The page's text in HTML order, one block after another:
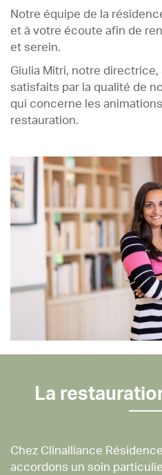
Notre équipe de la
et à votre écoute afin de
et serein.
Giulia Mitri, notre directrice,
satisfaits par la qualité de
qui concerne les
restauration.
La
Chez Clinalliance
accordons un soin